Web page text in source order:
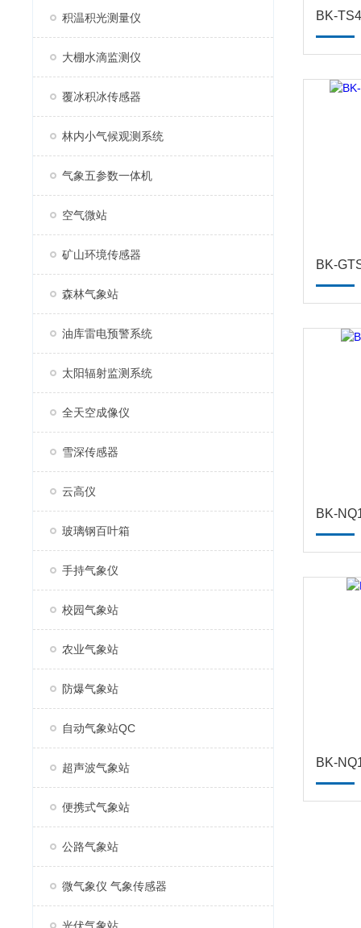
积温积光测量仪
大棚水滴监测仪
覆冰积冰传感器
林内小气候观测系统
气象五参数一体机
空气微站
矿山环境传感器
森林气象站
油库雷电预警系统
太阳辐射监测系统
全天空成像仪
雪深传感器
云高仪
玻璃钢百叶箱
手持气象仪
校园气象站
农业气象站
防爆气象站
自动气象站QC
超声波气象站
便携式气象站
公路气象站
微气象仪 气象传感器
BK-
BK-
BK-
BK-